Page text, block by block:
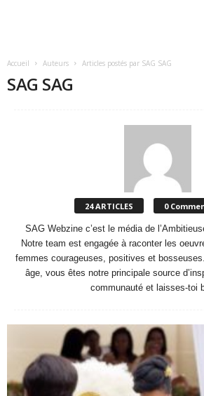
Accueil Auteurs Articles postés par SAG SAG
SAG SAG
24 ARTICLES 0
SAG Webzine c’est le média de
Notre team est engagée à raconter les
femmes courageuses, positives et
âge, vous êtes notre principale source
communauté et laisses-toi